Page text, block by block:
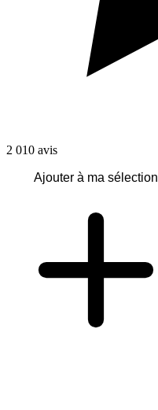
2 010 avis
Ajouter à ma sélection